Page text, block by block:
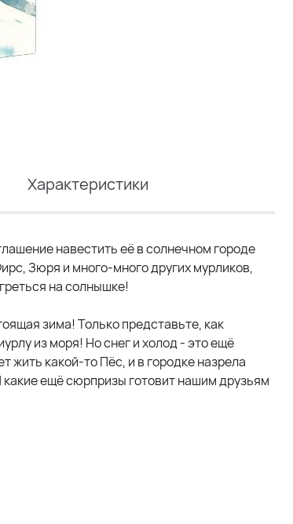
Характеристики
навестить её в солнечном городе
Зюря и много-много других мурликов,
на солнышке!
зима! Только представьте, как
из моря! Но снег и холод - это ещё
какой-то Пёс, и в городке назрела
ещё сюрпризы готовит нашим друзьям